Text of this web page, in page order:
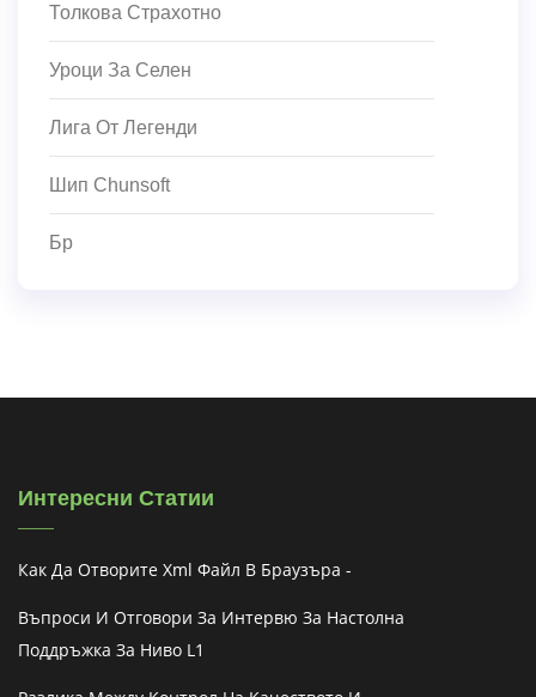
Толкова Страхотно
Уроци За Селен
Лига От Легенди
Шип Chunsoft
Бр
Интересни Статии
Как Да Отворите Xml Файл В Браузъра -
Въпроси И Отговори За Интервю За Настолна
Поддръжка За Ниво L1